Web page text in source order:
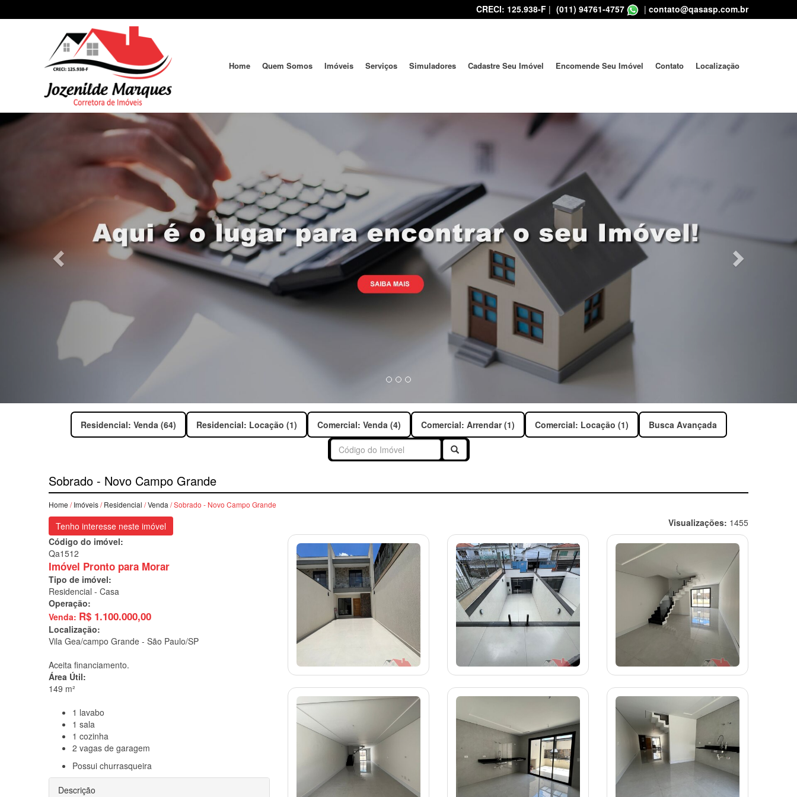
CRECI: 125.938-F | (011) 94761-4757 | contato@qasasp.com.br
Home Quem Somos Imóveis Serviços Simuladores Cadastre Seu Imóvel Encomende Seu Imóvel Contato Localização
Previous
Residencial: Venda (64) Residencial: Locação (1) Comercial: Venda (4) Comercial: Arrendar (1) Comercial: Locação (1) Busca Avançada
Buscar
Sobrado - Novo Campo Grande
Home /Imóveis/Residencial /Venda / Sobrado - Novo Campo Grande
Tenho interesse neste imóvel
Código do imóvel:
Qa1512
Imóvel Pronto para Morar
Tipo de imóvel:
Residencial - Casa
Operação:
Venda: R$ 1.100.000,00
Localização:
Vila Gea/campo Grande - São Paulo/SP
Aceita financiamento.
Área Útil:
149 m²
1 lavabo
1 sala
1 cozinha
2 vagas de garagem
Possui churrasqueira
Descrição
Visualizações: 1455